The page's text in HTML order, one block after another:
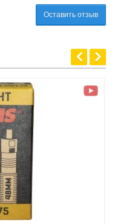
Оставить отзыв